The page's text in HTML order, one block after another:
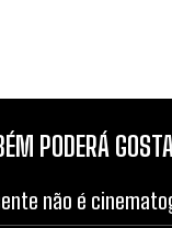
PODERÁ
não é